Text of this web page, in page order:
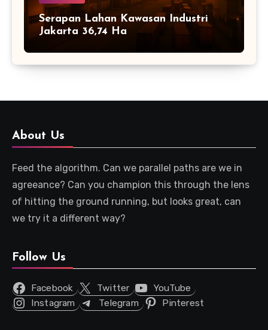
Serapan Lahan Kawasan Industri
Jakarta 36,74 Ha
About Us
Feed the algorithm. Can we parallel paths are we in
agreeance? Can you champion this through the lens
of hitting the ground running, but looks great, can
we try it a different way?
Follow Us
Facebook Twitter
YouTube
Instagram
Telegram Pinterest